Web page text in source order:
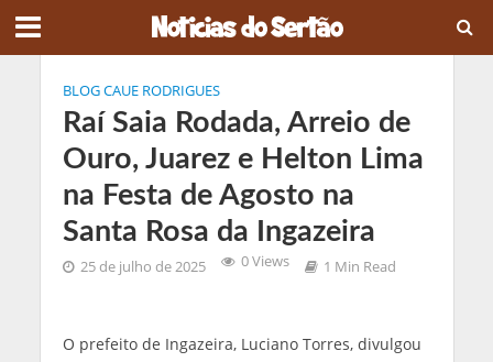
BLOG CAUE RODRIGUES
Raí Saia Rodada, Arreio de
Ouro, Juarez e Helton Lima
na Festa de Agosto na
Santa Rosa da Ingazeira
25 de julho de 2025 0 Views 1 Min Read
O prefeito de Ingazeira, Luciano Torres, divulgou